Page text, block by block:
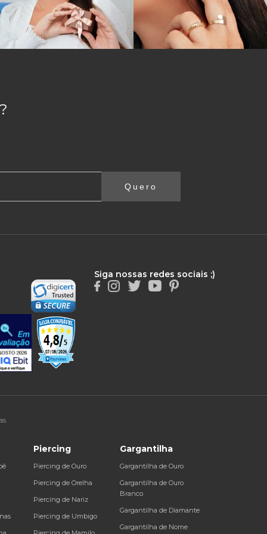
Quero
Siga nossas redes sociais ;)
Piercing
Piercing de Ouro
Piercing de Orelha
Piercing de Nariz
Piercing de Umbigo
Gargantilha
Gargantilha de Ouro
Gargantilha de Ouro
Branco
Gargantilha de Diamante
Gargantilha de Nome